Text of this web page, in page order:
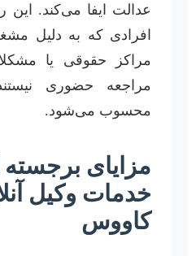
عدالت ایفا می‌کند. این
افرادی که به دلیل
مراکز حقوقی یا
مراجعه حضوری
محسوب می‌شود.
مزایای برجسته
خدمات وکیل
کاووس